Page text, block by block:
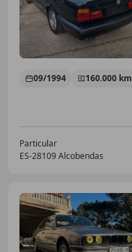
09/1994 160.000 km
Particular
ES-28109 Alcobendas